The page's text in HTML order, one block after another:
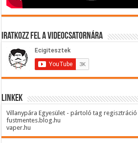
Iratkozz fel a videocsatornára
Linkek
Villanypára Egyesület - pártoló tag regisztráció
fustmentes.blog.hu
vaper.hu